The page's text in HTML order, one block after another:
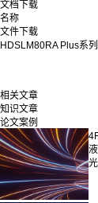
文档下载
名称
文件下载
HDSLM80RA Plus系列
相关文章
知识文章
论文案例